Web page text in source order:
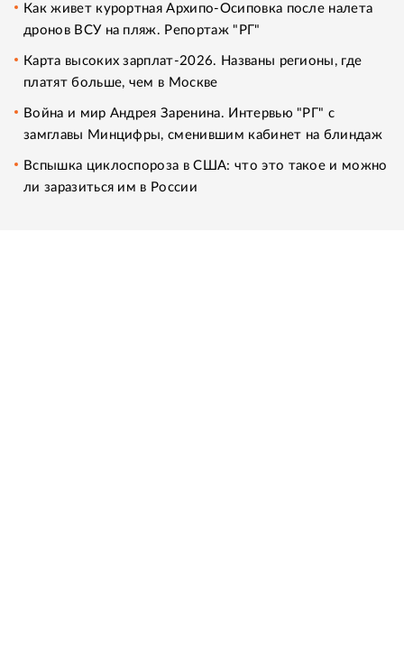
Как живет курортная Архипо-Осиповка после налета
дронов ВСУ на пляж. Репортаж "РГ"
Карта высоких зарплат-2026. Названы регионы, где
платят больше, чем в Москве
Война и мир Андрея Заренина. Интервью "РГ" с
замглавы Минцифры, сменившим кабинет на блиндаж
Вспышка циклоспороза в США: что это такое и можно
ли заразиться им в России